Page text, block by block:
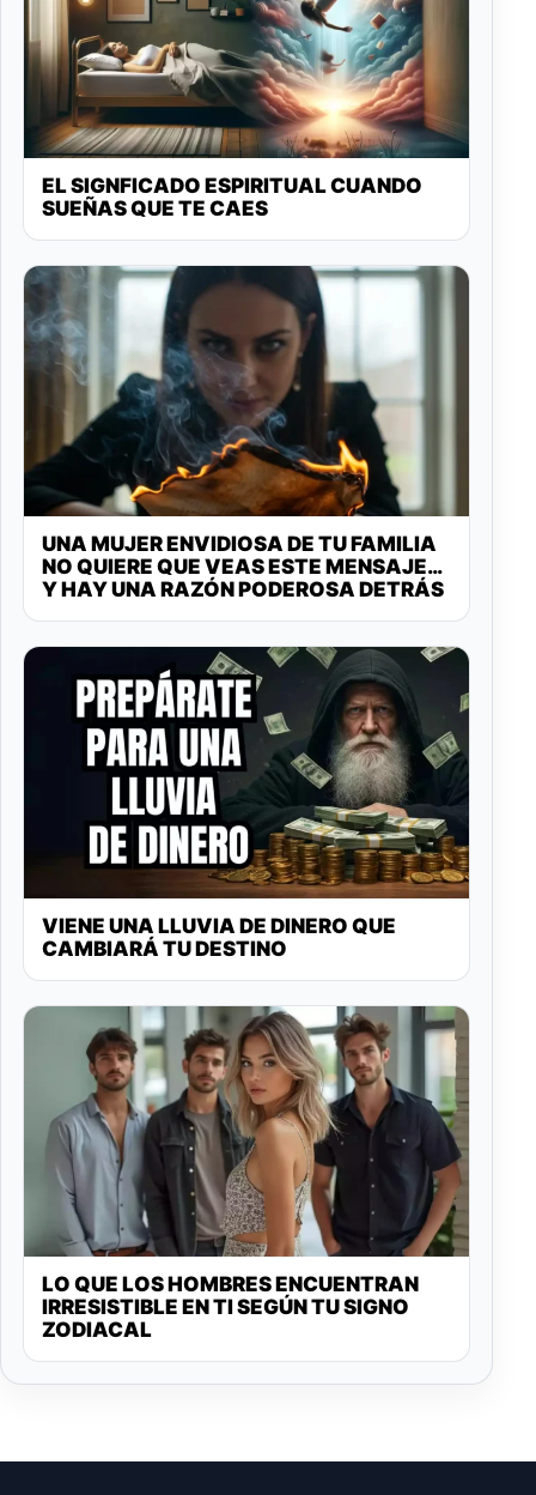
EL SIGNFICADO ESPIRITUAL CUANDO
SUEÑAS QUE TE CAES
UNA MUJER ENVIDIOSA DE TU FAMILIA
NO QUIERE QUE VEAS ESTE MENSAJE…
Y HAY UNA RAZÓN PODEROSA DETRÁS
VIENE UNA LLUVIA DE DINERO QUE
CAMBIARÁ TU DESTINO
LO QUE LOS HOMBRES ENCUENTRAN
IRRESISTIBLE EN TI SEGÚN TU SIGNO
ZODIACAL